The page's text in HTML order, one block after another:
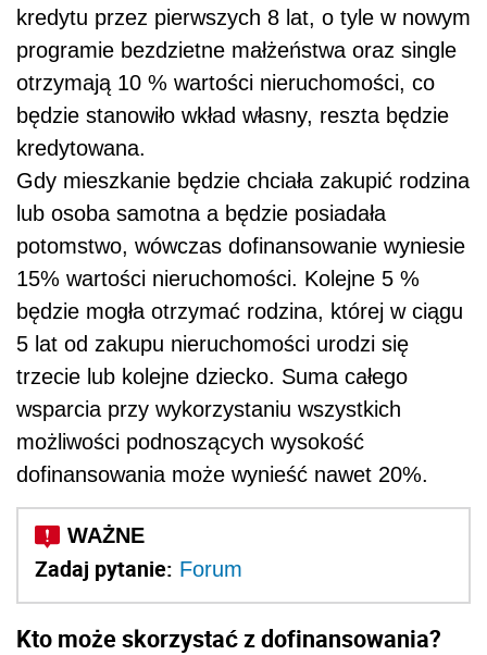
kredytu przez pierwszych 8 lat, o tyle w nowym
programie bezdzietne małżeństwa oraz single
otrzymają 10 % wartości nieruchomości, co
będzie stanowiło wkład własny, reszta będzie
kredytowana.
Gdy mieszkanie będzie chciała zakupić rodzina
lub osoba samotna a będzie posiadała
potomstwo, wówczas dofinansowanie wyniesie
15% wartości nieruchomości. Kolejne 5 %
będzie mogła otrzymać rodzina, której w ciągu
5 lat od zakupu nieruchomości urodzi się
trzecie lub kolejne dziecko. Suma całego
wsparcia przy wykorzystaniu wszystkich
możliwości podnoszących wysokość
dofinansowania może wynieść nawet 20%.
Zadaj pytanie: Forum
Kto może skorzystać z dofinansowania?